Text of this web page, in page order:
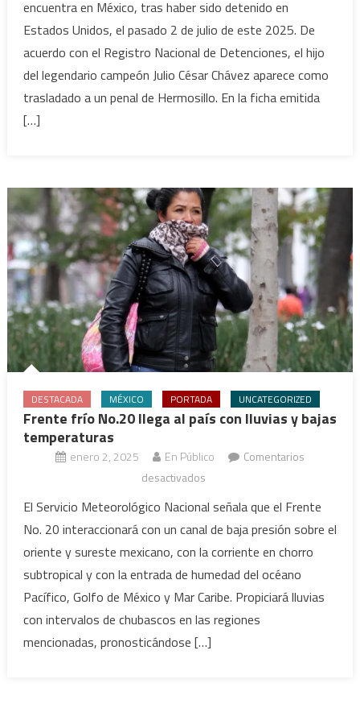
a
Julio
penal
de
máxima
Sonora
encuentra en México, tras haber sido detenido en
Estados Unidos, el pasado 2 de julio de este 2025. De
acuerdo con el Registro Nacional de Detenciones, el hijo
del legendario campeón Julio César Chávez aparece como
trasladado a un penal de Hermosillo. En la ficha emitida
[…]
DESTACADA MÉXICO PORTADA UNCATEGORIZED
Frente frío No.20 llega al país con lluvias y bajas
temperaturas
enero 2, 2025 En Público
Comentarios
desactivadosen
frío
No.20
llega
al
país
con
lluvias
El Servicio Meteorológico Nacional señala que el Frente
No. 20 interaccionará con un canal de baja presión sobre el
oriente y sureste mexicano, con la corriente en chorro
subtropical y con la entrada de humedad del océano
Pacífico, Golfo de México y Mar Caribe. Propiciará lluvias
con intervalos de chubascos en las regiones
mencionadas, pronosticándose […]